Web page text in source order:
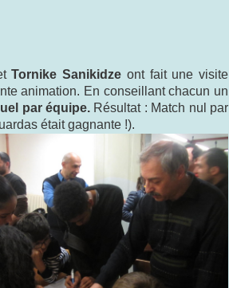
Tornike Sanikidze ont fait une visite
animation. En conseillant chacun un
par équipe. Résultat : Match nul par
était gagnante !).